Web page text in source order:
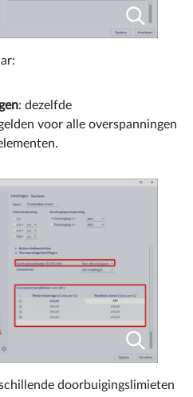
: dezelfde
voor alle overspanningen
doorbuigingslimieten